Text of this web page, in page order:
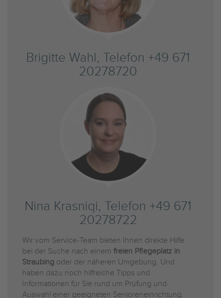
Brigitte Wahl, Telefon +49 671
20278720
Nina Krasniqi, Telefon +49 671
20278722
Wir vom Service-Team bieten Ihnen direkte Hilfe
bei der Suche nach einem freien Pflegeplatz in
Straubing oder der näheren Umgebung. Und
haben dazu noch hilfreiche Tipps und
Informationen für Sie rund um Prüfung und
Auswahl einer geeigneten Senioreneinrichtung.